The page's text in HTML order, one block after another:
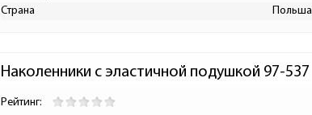
Страна
Польша
Наколенники с эластичной подушкой 97-537
Рейтинг: